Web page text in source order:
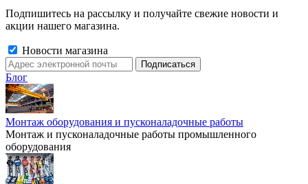
Подпишитесь на рассылку и получайте свежие новости и
акции нашего магазина.
Новости магазина
Блог
Монтаж оборудования и пусконаладочные работы
Монтаж и пусконаладочные работы промышленного
оборудования